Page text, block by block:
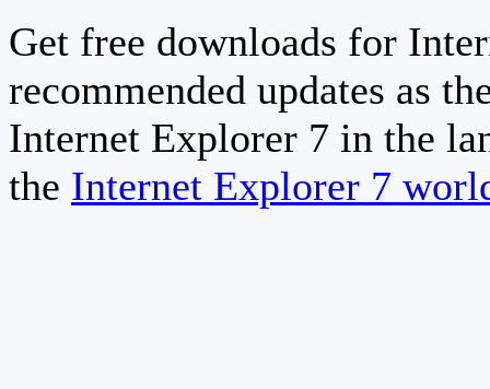
Get free downloads for
recommended updates as
Internet Explorer 7 in the
the Internet Explorer 7